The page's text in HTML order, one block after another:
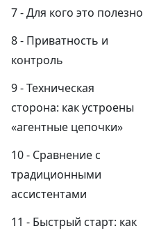
Для кого это полезно
Приватность и
контроль
Техническая
сторона: как устроены
«агентные цепочки»
Сравнение с
традиционными
ассистентами
Быстрый старт: как